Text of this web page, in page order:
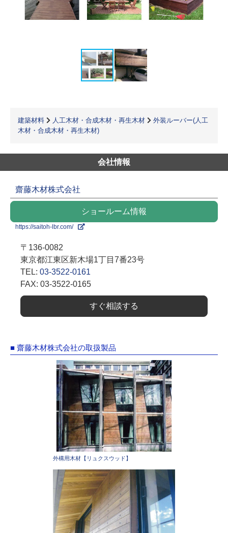
建築材料 人工木材・合成木材・再生木材
外装ルーバー(人工
木材・合成木材・再生木材)
会社情報
齋藤木材株式会社
ショールーム情報
https://saitoh-lbr.com/
〒136-0082
東京都江東区新木場1丁目7番23号
TEL: 03-3522-0161
FAX: 03-3522-0165
すぐ相談する
■ 齋藤木材株式会社の取扱製品
外構用木材【リュクスウッド】